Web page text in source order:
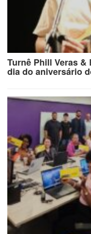
Turnê Phill Veras &
dia do aniversário